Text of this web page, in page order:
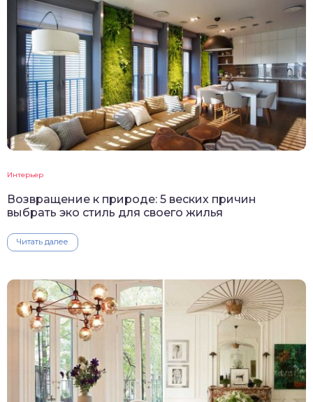
Интерьер
Возвращение к природе: 5 веских причин
выбрать эко стиль для своего жилья
Читать далее